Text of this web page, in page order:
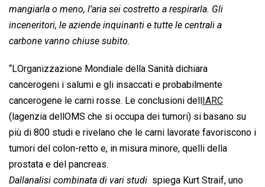
mangiarla o meno, l’aria sei costretto a respirarla. Gli
inceneritori, le aziende inquinanti e tutte le centrali a
carbone vanno chiuse subito.
“LOrganizzazione Mondiale della Sanità dichiara
cancerogeni i salumi e gli insaccati e probabilmente
cancerogene le carni rosse. Le conclusioni dell
IARC
(lagenzia dellOMS che si occupa dei tumori) si basano su
più di 800 studi e rivelano che le carni lavorate favoriscono i
tumori del colon-retto e, in misura minore, quelli della
prostata e del pancreas.
Dallanalisi combinata di vari studi  spiega Kurt Straif, uno